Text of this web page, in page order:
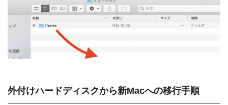
外付けハードディスクから新Macへの移行手順